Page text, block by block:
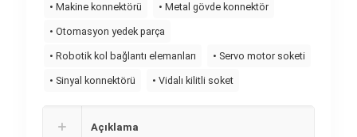
• Makine konnektörü • Metal gövde konnektör
• Otomasyon yedek parça
• Robotik kol bağlantı elemanları • Servo motor soketi
• Sinyal konnektörü • Vidalı kilitli soket
Açıklama